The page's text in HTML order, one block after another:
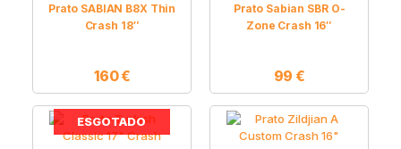
Prato SABIAN B8X Thin
Crash 18″
160€
Prato Sabian SBR O-
Zone Crash 16″
99 €
ESGOTADO